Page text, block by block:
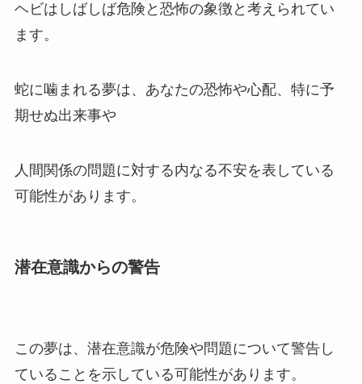
ヘビはしばしば危険と恐怖の象徴と考えられてい
ます。
蛇に噛まれる夢は、あなたの恐怖や心配、特に予
期せぬ出来事や
人間関係の問題に対する内なる不安を表している
可能性があります。
潜在意識からの警告
この夢は、潜在意識が危険や問題について警告し
ていることを示している可能性があります。